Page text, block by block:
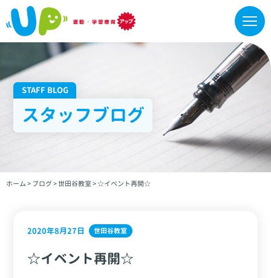
STAFF BLOG
スタッフブログ
ホーム > ブログ>世田谷教室>☆イベント再開☆
2020年8月27日 世田谷教室
☆イベント再開☆